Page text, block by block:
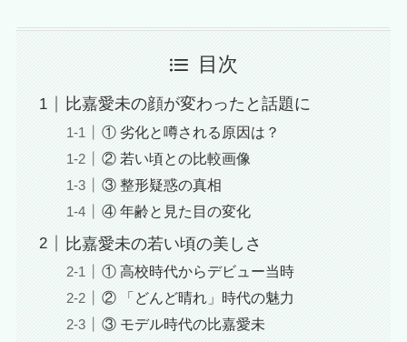
目次
比嘉愛未の顔が変わったと話題に
① 劣化と噂される原因は？
② 若い頃との比較画像
③ 整形疑惑の真相
④ 年齢と見た目の変化
比嘉愛未の若い頃の美しさ
① 高校時代からデビュー当時
② 「どんど晴れ」時代の魅力
③ モデル時代の比嘉愛未